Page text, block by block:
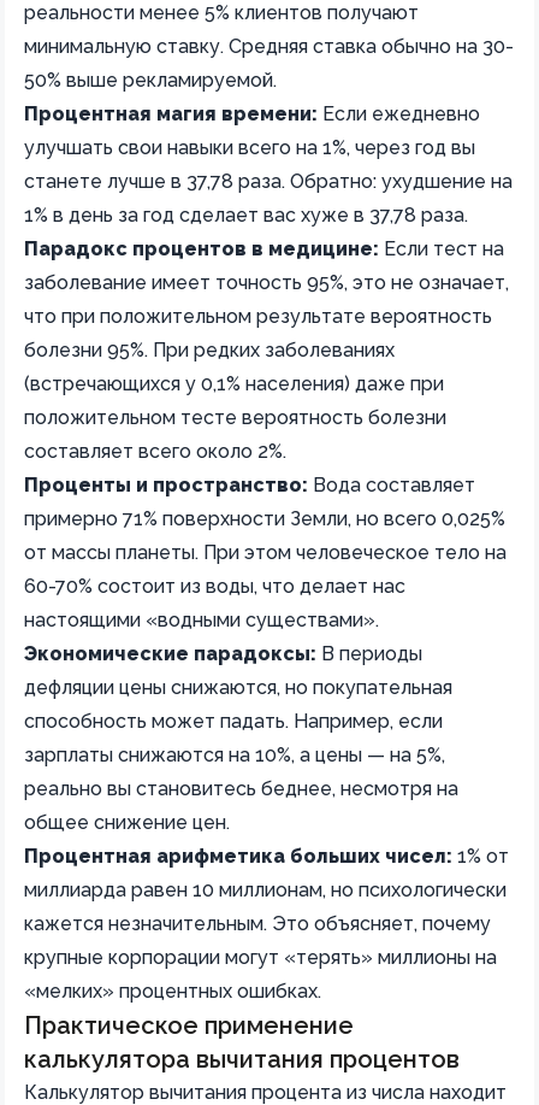
реальности менее 5% клиентов получают
минимальную ставку. Средняя ставка обычно на 30-
50% выше рекламируемой.
Процентная магия времени: Если ежедневно
улучшать свои навыки всего на 1%, через год вы
станете лучше в 37,78 раза. Обратно: ухудшение на
1% в день за год сделает вас хуже в 37,78 раза.
Парадокс процентов в медицине: Если тест на
заболевание имеет точность 95%, это не означает,
что при положительном результате вероятность
болезни 95%. При редких заболеваниях
(встречающихся у 0,1% населения) даже при
положительном тесте вероятность болезни
составляет всего около 2%.
Проценты и пространство: Вода составляет
примерно 71% поверхности Земли, но всего 0,025%
от массы планеты. При этом человеческое тело на
60-70% состоит из воды, что делает нас
настоящими «водными существами».
Экономические парадоксы: В периоды
дефляции цены снижаются, но покупательная
способность может падать. Например, если
зарплаты снижаются на 10%, а цены — на 5%,
реально вы становитесь беднее, несмотря на
общее снижение цен.
Процентная арифметика больших чисел: 1% от
миллиарда равен 10 миллионам, но психологически
кажется незначительным. Это объясняет, почему
крупные корпорации могут «терять» миллионы на
«мелких» процентных ошибках.
Практическое применение
калькулятора вычитания процентов
Калькулятор вычитания процента из числа находит